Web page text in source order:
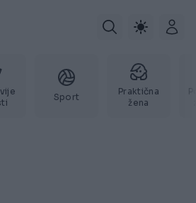
Sport
Praktična
žena